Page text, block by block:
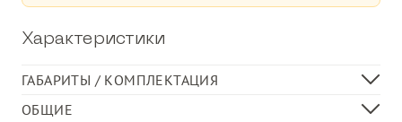
Характеристики
ГАБАРИТЫ / КОМПЛЕКТАЦИЯ
Ширина доски, мм
140
ОБЩИЕ